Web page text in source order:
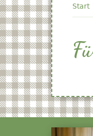
Start